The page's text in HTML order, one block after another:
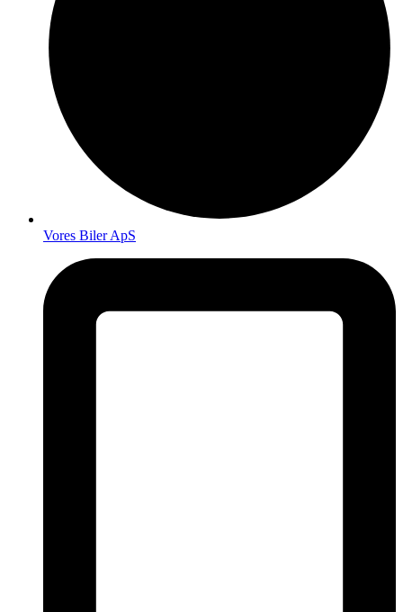
Vores Biler ApS